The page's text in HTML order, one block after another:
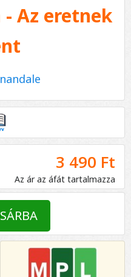
- Az eretnek
3 490 Ft
Az ár az áfát tartalmazza